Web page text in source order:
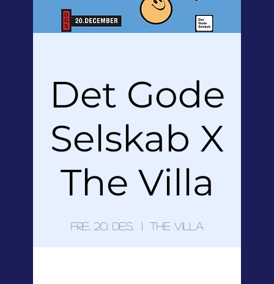
Det Gode
Selskab X
The Villa
fre. 20. des.
  |
The Villa